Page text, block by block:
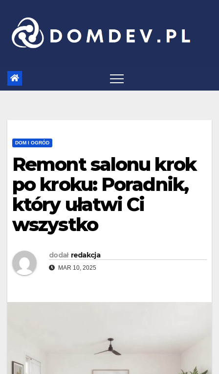
content
DOM I OGRÓD
Remont salonu krok
po kroku: Poradnik,
który ułatwi Ci
wszystko
dodał redakcja
MAR 10, 2025